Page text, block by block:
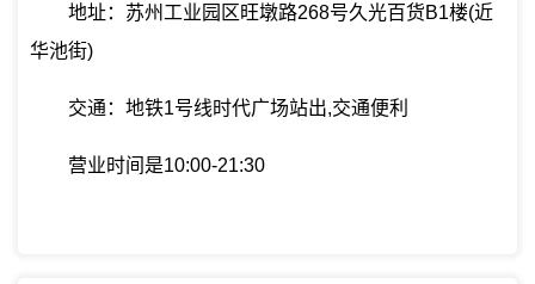
地址：苏州工业园区旺墩路268号久光百货B1楼(近
华池街)
交通：地铁1号线时代广场站出,交通便利
营业时间是10:00-21:30